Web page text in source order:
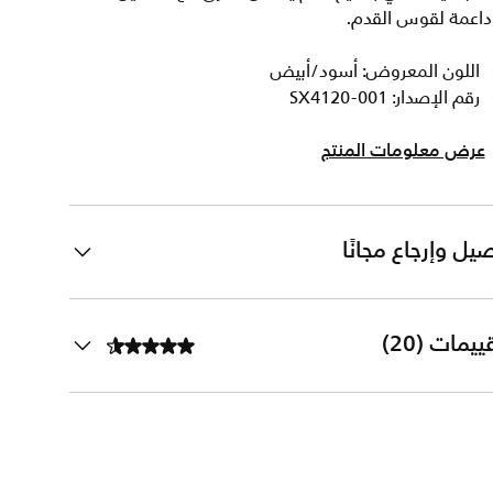
لقوس القدم.
اللون المعروض: أسود/أبيض
رقم الإصدار: SX4120-001
عرض معلومات المنتج
وإرجاع مجانًا
(20)